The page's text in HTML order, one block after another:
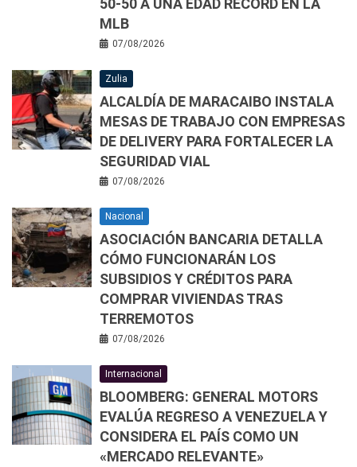
50-50 A UNA EDAD RÉCORD EN LA
MLB
07/08/2026
Zulia
ALCALDÍA DE MARACAIBO INSTALA
MESAS DE TRABAJO CON EMPRESAS
DE DELIVERY PARA FORTALECER LA
SEGURIDAD VIAL
07/08/2026
Nacional
ASOCIACIÓN BANCARIA DETALLA
CÓMO FUNCIONARÁN LOS
SUBSIDIOS Y CRÉDITOS PARA
COMPRAR VIVIENDAS TRAS
TERREMOTOS
07/08/2026
Internacional
BLOOMBERG: GENERAL MOTORS
EVALÚA REGRESO A VENEZUELA Y
CONSIDERA EL PAÍS COMO UN
«MERCADO RELEVANTE»